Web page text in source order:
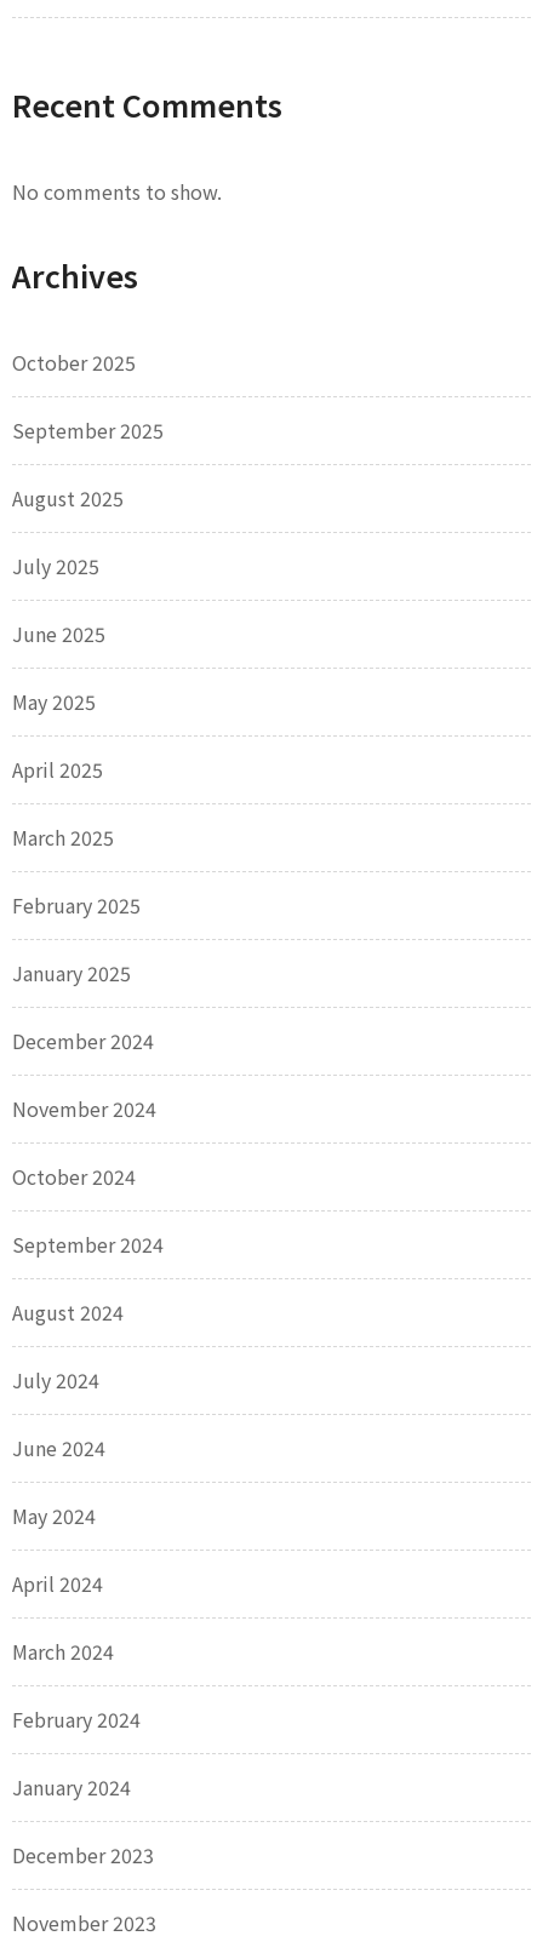
Recent Comments
No comments to show.
Archives
October 2025
September 2025
August 2025
July 2025
June 2025
May 2025
April 2025
March 2025
February 2025
January 2025
December 2024
November 2024
October 2024
September 2024
August 2024
July 2024
June 2024
May 2024
April 2024
March 2024
February 2024
January 2024
December 2023
November 2023